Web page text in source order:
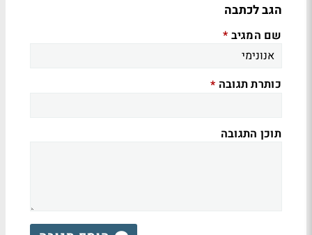
הגב לכתבה
שם המגיב *
כותרת תגובה *
תוכן התגובה